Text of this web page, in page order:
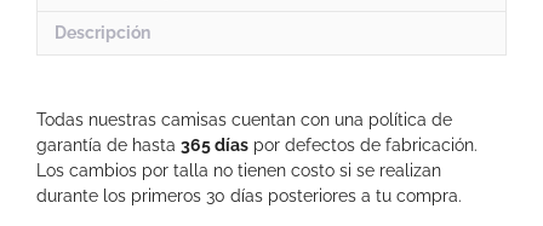
Descripción
Todas nuestras camisas cuentan con una política de
garantía de hasta 365 días por defectos de fabricación.
Los cambios por talla no tienen costo si se realizan
durante los primeros 30 días posteriores a tu compra.